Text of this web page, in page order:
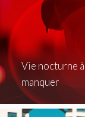
Vie nocturne à
manquer